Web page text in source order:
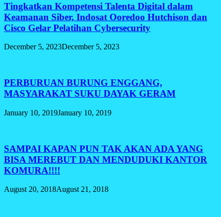
Tingkatkan Kompetensi Talenta Digital dalam
Keamanan Siber, Indosat Ooredoo Hutchison dan
Cisco Gelar Pelatihan Cybersecurity
December 5, 2023December 5, 2023
PERBURUAN BURUNG ENGGANG,
MASYARAKAT SUKU DAYAK GERAM
January 10, 2019January 10, 2019
SAMPAI KAPAN PUN TAK AKAN ADA YANG
BISA MEREBUT DAN MENDUDUKI KANTOR
KOMURA!!!!
August 20, 2018August 21, 2018